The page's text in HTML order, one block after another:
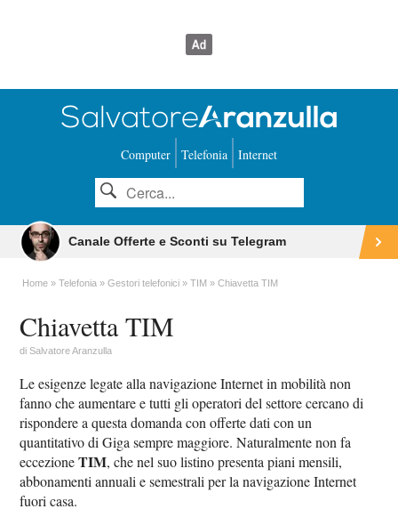
Computer Telefonia Internet
Canale Offerte e Sconti su Telegram
Home Telefonia Gestori telefonici TIM Chiavetta TIM
Chiavetta TIM
diSalvatore Aranzulla
Le esigenze legate alla navigazione Internet in mobilità non
fanno che aumentare e tutti gli operatori del settore cercano di
rispondere a questa domanda con offerte dati con un
quantitativo di Giga sempre maggiore. Naturalmente non fa
eccezioneTIM, che nel suo listino presenta piani mensili,
abbonamenti annuali e semestrali per la navigazione Internet
fuori casa.